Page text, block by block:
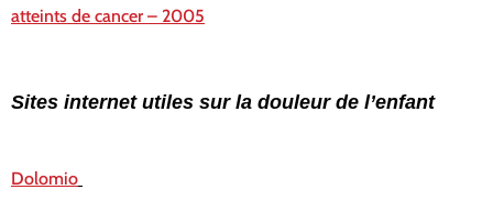
atteints de cancer – 2005
Sites internet utiles sur la douleur de l’enfant
Dolomio